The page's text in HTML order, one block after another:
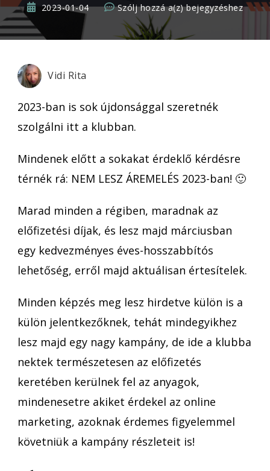
2023-01-04 Szólj hozzá a(z)Előkészületben:
várhatóak
Klubban
bejegyzéshez
Vidi Rita
2023-ban is sok újdonsággal szeretnék
szolgálni itt a klubban.
Mindenek előtt a sokakat érdeklő kérdésre
térnék rá: NEM LESZ ÁREMELÉS 2023-ban! 🙂
Marad minden a régiben, maradnak az
előfizetési díjak, és lesz majd márciusban
egy kedvezményes éves-hosszabbítós
lehetőség, erről majd aktuálisan értesítelek.
Minden képzés meg lesz hirdetve külön is a
külön jelentkezőknek, tehát mindegyikhez
lesz majd egy nagy kampány, de ide a klubba
nektek természetesen az előfizetés
keretében kerülnek fel az anyagok,
mindenesetre akiket érdekel az online
marketing, azoknak érdemes figyelemmel
követniük a kampány részleteit is!